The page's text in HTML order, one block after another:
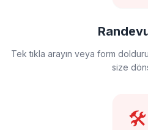
Tek tıkla arayın veya form
size
🛠️